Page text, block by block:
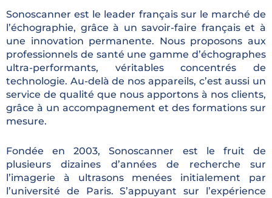
Sonoscanner est le leader français sur le marché de
l’échographie, grâce à un savoir-faire français et à
une innovation permanente. Nous proposons aux
professionnels de santé une gamme d’échographes
ultra-performants, véritables concentrés de
technologie. Au-delà de nos appareils, c’est aussi un
service de qualité que nous apportons à nos clients,
grâce à un accompagnement et des formations sur
mesure.
Fondée en 2003, Sonoscanner est le fruit de
plusieurs dizaines d’années de recherche sur
l’imagerie à ultrasons menées initialement par
l’université de Paris. S’appuyant sur l’expérience